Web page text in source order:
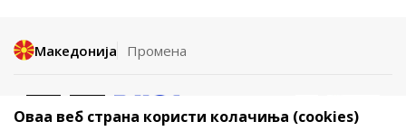
Македонија Промена
Оваа веб страна користи колачиња (cookies)